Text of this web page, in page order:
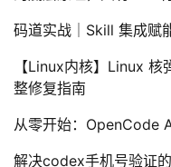
码道实战｜Skill 集成赋
【Linux内核】Linux
整修复指南
从零开始：OpenCode
解决codex手机号验证